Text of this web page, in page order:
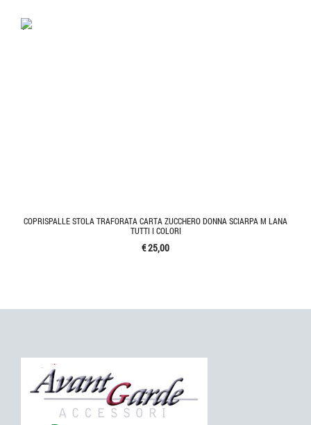
'.'
COPRISPALLE STOLA TRAFORATA CARTA ZUCCHERO DONNA SCIARPA M LANA
TUTTI I COLORI
€ 25,00